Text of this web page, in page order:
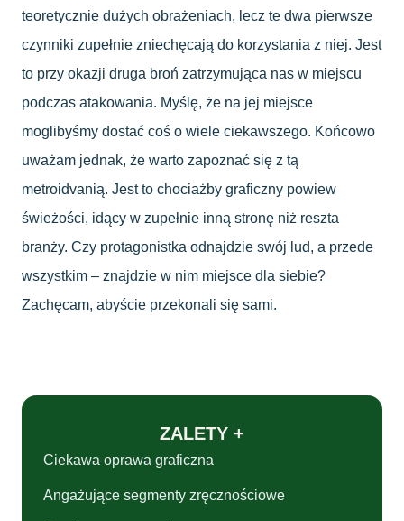
teoretycznie dużych obrażeniach, lecz te dwa pierwsze
czynniki zupełnie zniechęcają do korzystania z niej. Jest
to przy okazji druga broń zatrzymująca nas w miejscu
podczas atakowania. Myślę, że na jej miejsce
moglibyśmy dostać coś o wiele ciekawszego. Końcowo
uważam jednak, że warto zapoznać się z tą
metroidvanią. Jest to chociażby graficzny powiew
świeżości, idący w zupełnie inną stronę niż reszta
branży. Czy protagonistka odnajdzie swój lud, a przede
wszystkim – znajdzie w nim miejsce dla siebie?
Zachęcam, abyście przekonali się sami.
ZALETY +
Ciekawa oprawa graficzna
Angażujące segmenty zręcznościowe